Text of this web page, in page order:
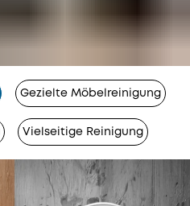
Gezielte Möbelreinigung
Vielseitige Reinigung